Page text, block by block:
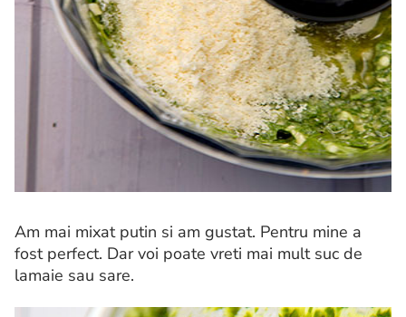
Am mai mixat putin si am gustat. Pentru mine a
fost perfect. Dar voi poate vreti mai mult suc de
lamaie sau sare.